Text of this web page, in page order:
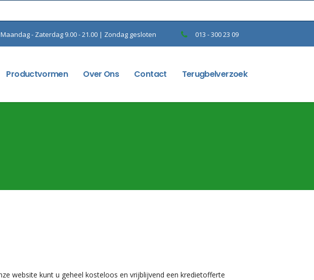
Maandag - Zaterdag 9.00 - 21.00 | Zondag gesloten 013 - 300 23 09
Productvormen Over Ons Contact Terugbelverzoek
website kunt u geheel kosteloos en vrijblijvend een kredietofferte